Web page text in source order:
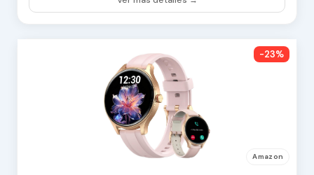
-23%
Amazon